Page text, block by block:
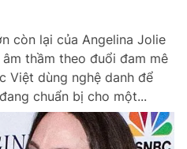
còn lại của Angelina Jolie
thầm theo đuổi đam mê
Việt dùng nghệ danh để
chuẩn bị cho một...